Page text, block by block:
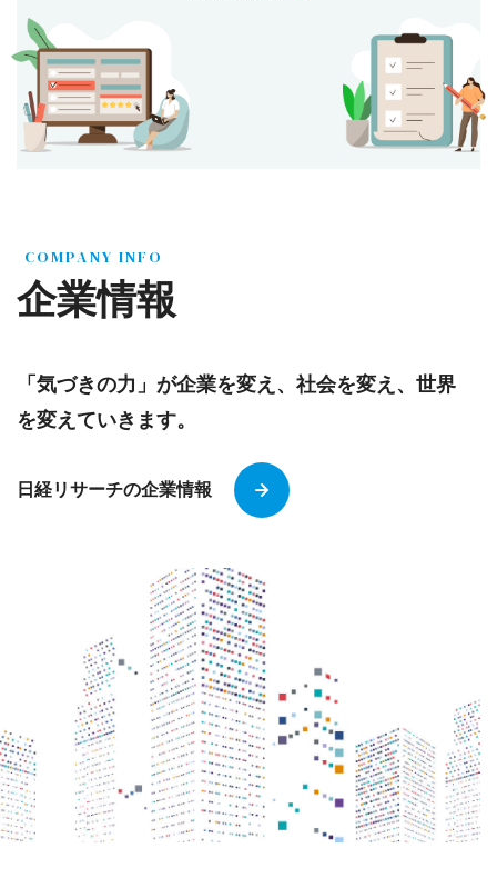
COMPANY INFO
企業情報
「気づきの力」が企業を変え、社会を変え、世界
を変えていきます。
日経リサーチの企業情報